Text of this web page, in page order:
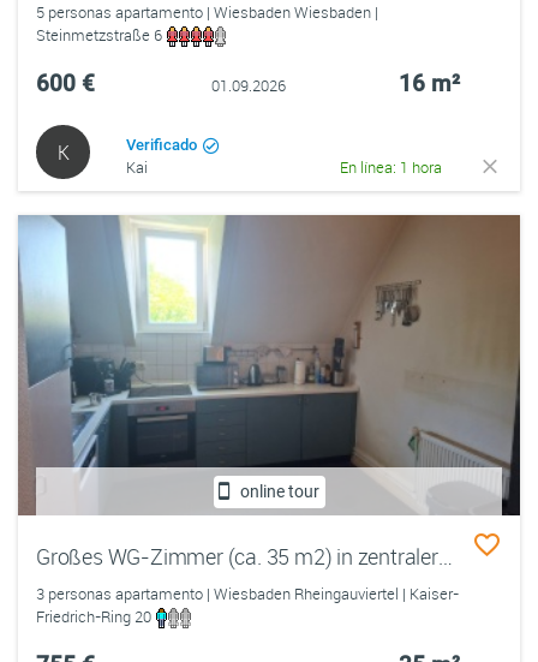
5 personas apartamento | Wiesbaden Wiesbaden |
Steinmetzstraße 6
600 € 01.09.2026 16 m²
K Verificado
Kai En línea: 1 hora
online tour
Großes WG-Zimmer (ca. 35 m2) in zentraler Lage von Wiesbaden
3 personas apartamento | Wiesbaden Rheingauviertel | Kaiser-
Friedrich-Ring 20